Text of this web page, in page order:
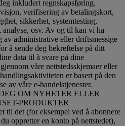
inkludert regnskapsføring,
verifisering av betalingskort,
sikkerhet, systemtesting,
osv. Av og til kan vi ha
av administrative eller driftsmessige
å sende deg bekreftelse på ditt
data til å svare på dine
våre nettstedsskjemaer eller
er basert på den
av våre e-handelstjenester.
OM NYHETER ELLER
PRODUKTER
til det (for eksempel ved å abonnere
oppretter en konto på nettstedet),